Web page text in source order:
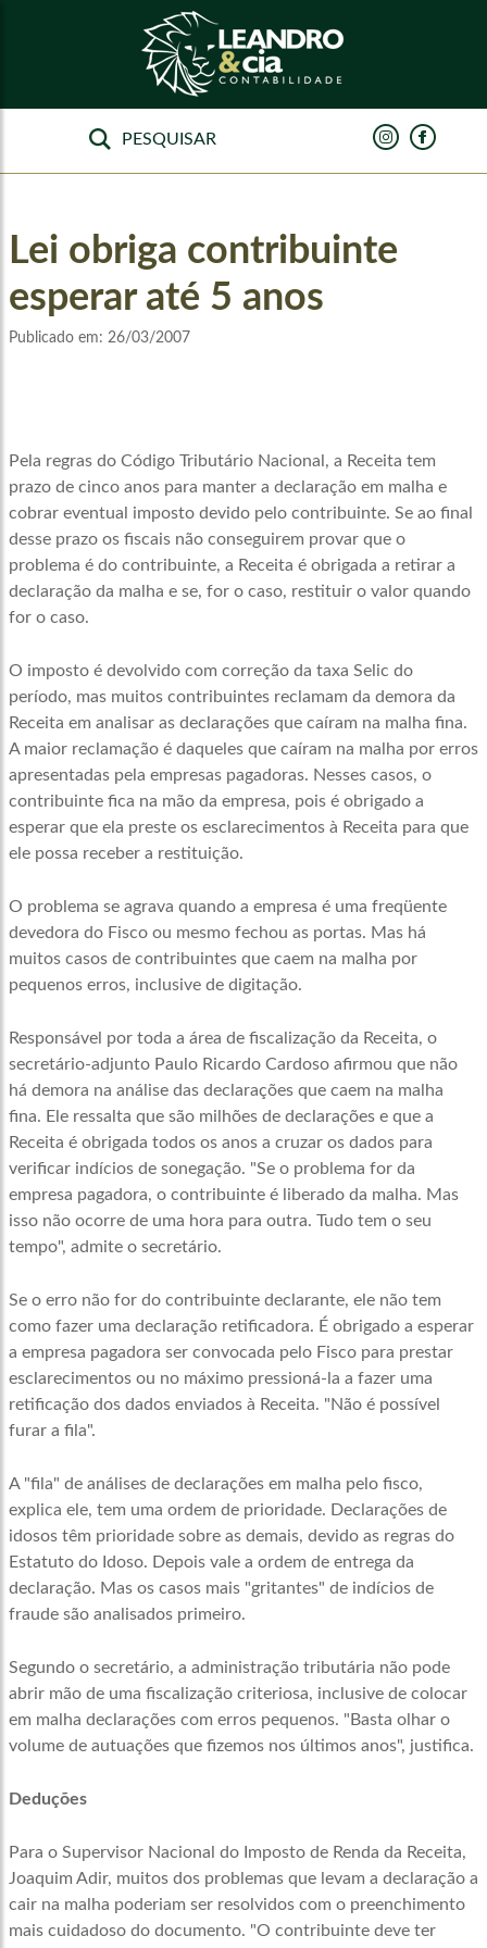
Lei obriga contribuinte
esperar até 5 anos
Publicado em: 26/03/2007
Pela regras do Código Tributário Nacional, a Receita tem
prazo de cinco anos para manter a declaração em malha e
cobrar eventual imposto devido pelo contribuinte. Se ao final
desse prazo os fiscais não conseguirem provar que o
problema é do contribuinte, a Receita é obrigada a retirar a
declaração da malha e se, for o caso, restituir o valor quando
for o caso.
O imposto é devolvido com correção da taxa Selic do
período, mas muitos contribuintes reclamam da demora da
Receita em analisar as declarações que caíram na malha fina.
A maior reclamação é daqueles que caíram na malha por erros
apresentadas pela empresas pagadoras. Nesses casos, o
contribuinte fica na mão da empresa, pois é obrigado a
esperar que ela preste os esclarecimentos à Receita para que
ele possa receber a restituição.
O problema se agrava quando a empresa é uma freqüente
devedora do Fisco ou mesmo fechou as portas. Mas há
muitos casos de contribuintes que caem na malha por
pequenos erros, inclusive de digitação.
Responsável por toda a área de fiscalização da Receita, o
secretário-adjunto Paulo Ricardo Cardoso afirmou que não
há demora na análise das declarações que caem na malha
fina. Ele ressalta que são milhões de declarações e que a
Receita é obrigada todos os anos a cruzar os dados para
verificar indícios de sonegação. "Se o problema for da
empresa pagadora, o contribuinte é liberado da malha. Mas
isso não ocorre de uma hora para outra. Tudo tem o seu
tempo", admite o secretário.
Se o erro não for do contribuinte declarante, ele não tem
como fazer uma declaração retificadora. É obrigado a esperar
a empresa pagadora ser convocada pelo Fisco para prestar
esclarecimentos ou no máximo pressioná-la a fazer uma
retificação dos dados enviados à Receita. "Não é possível
furar a fila".
A "fila" de análises de declarações em malha pelo fisco,
explica ele, tem uma ordem de prioridade. Declarações de
idosos têm prioridade sobre as demais, devido as regras do
Estatuto do Idoso. Depois vale a ordem de entrega da
declaração. Mas os casos mais "gritantes" de indícios de
fraude são analisados primeiro.
Segundo o secretário, a administração tributária não pode
abrir mão de uma fiscalização criteriosa, inclusive de colocar
em malha declarações com erros pequenos. "Basta olhar o
volume de autuações que fizemos nos últimos anos", justifica.
Deduções
Para o Supervisor Nacional do Imposto de Renda da Receita,
Joaquim Adir, muitos dos problemas que levam a declaração a
cair na malha poderiam ser resolvidos com o preenchimento
mais cuidadoso do documento. "O contribuinte deve ter